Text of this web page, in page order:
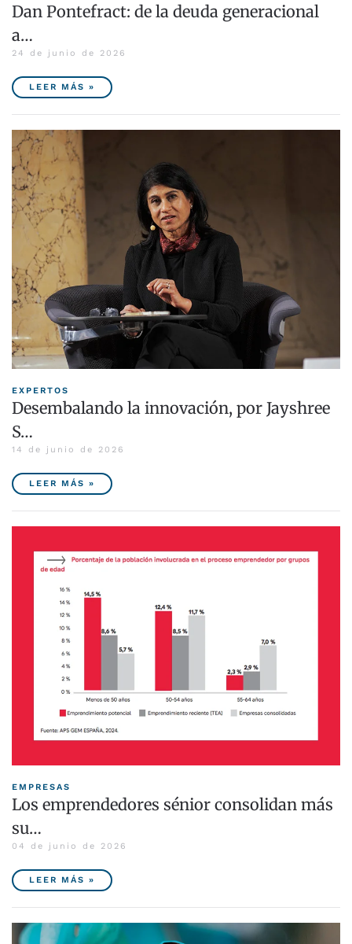
Dan Pontefract: de la deuda generacional
a…
24 de junio de 2026
LEER MÁS »
EXPERTOS
Desembalando la innovación, por Jayshree
S…
14 de junio de 2026
LEER MÁS »
EMPRESAS
Los emprendedores sénior consolidan más
su…
04 de junio de 2026
LEER MÁS »